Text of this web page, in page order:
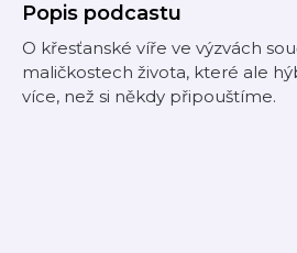
Popis podcastu
O křesťanské víře ve výzvách
maličkostech života, které ale
více, než si někdy připouštíme.